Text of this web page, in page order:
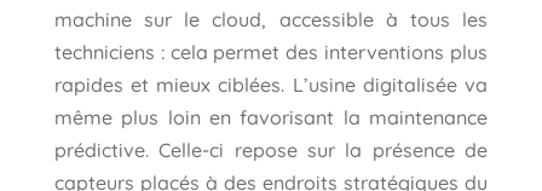
machine sur le cloud, accessible à tous les
techniciens : cela permet des interventions plus
rapides et mieux ciblées. L’usine digitalisée va
même plus loin en favorisant la maintenance
prédictive. Celle-ci repose sur la présence de
capteurs placés à des endroits stratégiques du